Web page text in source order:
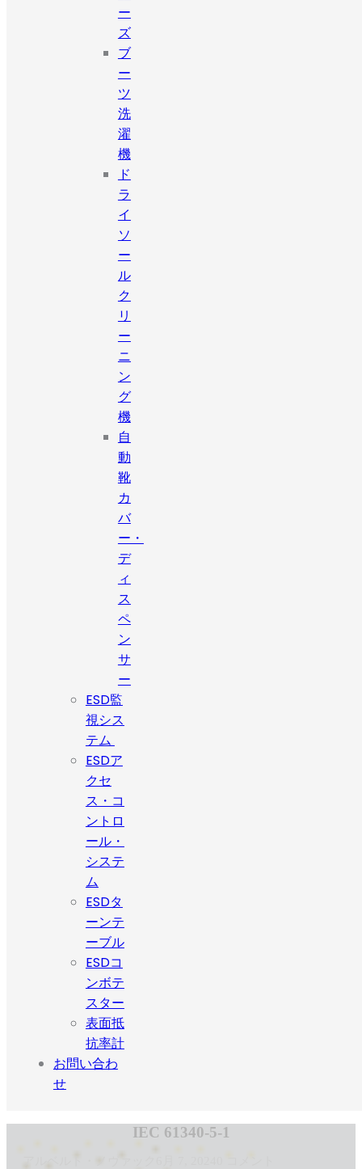
ー
ズ
ブ
ー
ツ
洗
濯
機
ド
ラ
イ
ソ
ー
ル
ク
リ
ー
ニ
ン
グ
機
自
動
靴
カ
バ
ー・
デ
ィ
ス
ペ
ン
サ
ー
ESD監
視シス
テム
ESDア
クセ
ス・コ
ントロ
ール・
システ
ム
ESDタ
ーンテ
ーブル
ESDコ
ンボテ
スター
表面抵
抗率計
お問い合わ
せ
IEC 61340-5-1